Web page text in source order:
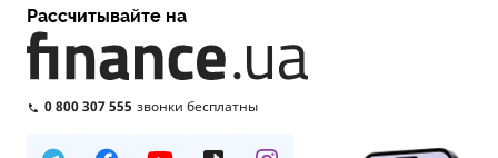
Рассчитывайте на
0 800 307 555 звонки бесплатны